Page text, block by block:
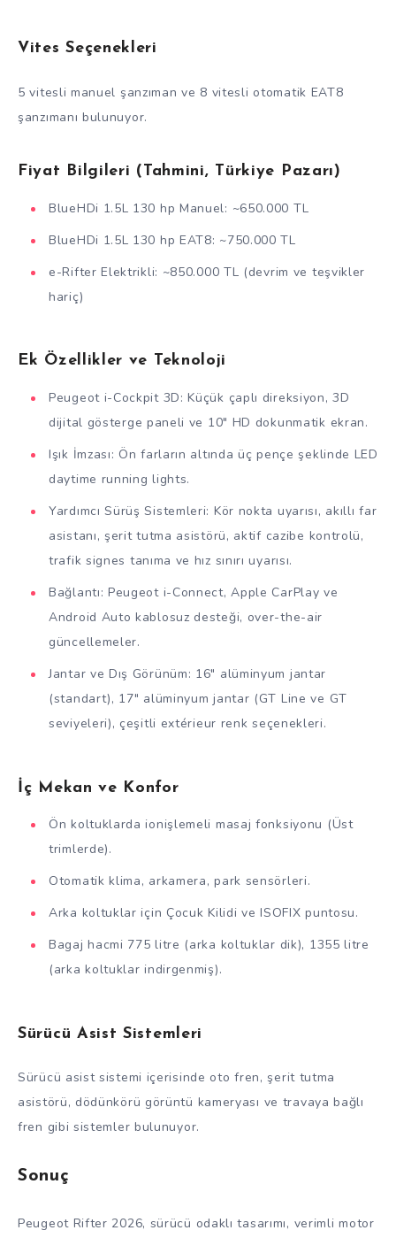
Vites Seçenekleri
5 vitesli manuel şanzıman ve 8 vitesli otomatik EAT8
şanzımanı bulunuyor.
Fiyat Bilgileri (Tahmini, Türkiye Pazarı)
BlueHDi 1.5L 130 hp Manuel: ~650.000 TL
BlueHDi 1.5L 130 hp EAT8: ~750.000 TL
e-Rifter Elektrikli: ~850.000 TL (devrim ve teşvikler
hariç)
Ek Özellikler ve Teknoloji
Peugeot i-Cockpit 3D: Küçük çaplı direksiyon, 3D
dijital gösterge paneli ve 10″ HD dokunmatik ekran.
Işık İmzası: Ön farların altında üç pençe şeklinde LED
daytime running lights.
Yardımcı Sürüş Sistemleri: Kör nokta uyarısı, akıllı far
asistanı, şerit tutma asistörü, aktif cazibe kontrolü,
trafik signes tanıma ve hız sınırı uyarısı.
Bağlantı: Peugeot i-Connect, Apple CarPlay ve
Android Auto kablosuz desteği, over-the-air
güncellemeler.
Jantar ve Dış Görünüm: 16″ alüminyum jantar
(standart), 17″ alüminyum jantar (GT Line ve GT
seviyeleri), çeşitli extérieur renk seçenekleri.
İç Mekan ve Konfor
Ön koltuklarda ionişlemeli masaj fonksiyonu (Üst
trimlerde).
Otomatik klima, arkamera, park sensörleri.
Arka koltuklar için Çocuk Kilidi ve ISOFIX puntosu.
Bagaj hacmi 775 litre (arka koltuklar dik), 1355 litre
(arka koltuklar indirgenmiş).
Sürücü Asist Sistemleri
Sürücü asist sistemi içerisinde oto fren, şerit tutma
asistörü, dödünkörü görüntü kameryası ve travaya bağlı
fren gibi sistemler bulunuyor.
Sonuç
Peugeot Rifter 2026, sürücü odaklı tasarımı, verimli motor